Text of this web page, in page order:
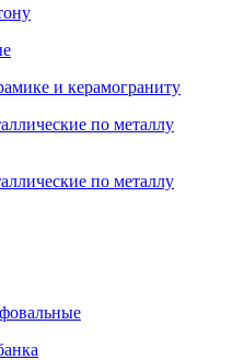
и керамограниту
по металлу
по металлу